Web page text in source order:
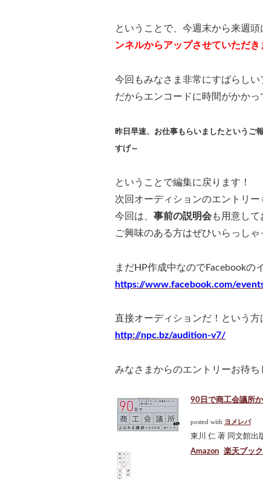
ということで、今週末から来週頭
ンネルからアップさせていただき
今回もみなさま非常にすばらし
だからエンコードに時間がかかっ
昨日早速、お仕事もらいましたというご
すげ～
ということで編集に戻ります！
次回オーディションのエントリー
今回は、 事前の説明会も用意して
ご興味のある方はぜひいらっしゃ
まだHP作成中なのでFacebookの
https://www.facebook.com/
直接オーディションだ！という方
http://npc.bz/audition-v7/
みなさまからのエントリーお待ち
90日で商工会議所
posted with ヨメレバ
東川 仁 著 同文館
Amazon
楽天ブッ